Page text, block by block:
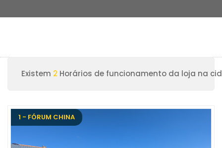
Existem 2 Horários de funcionamento da loja na
1 - FÓRUM CHINA